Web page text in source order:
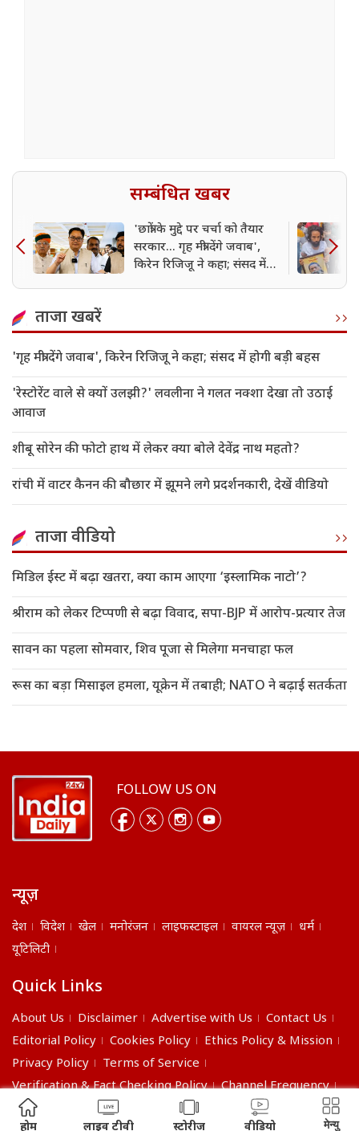
सम्बंधित खबर
'छात्रों के मुद्दे पर चर्चा को तैयार
सरकार... गृह मंत्री देंगे जवाब',
किरेन रिजिजू ने कहा; संसद में
ताजा खबरें
'गृह मंत्री देंगे जवाब', किरेन रिजिजू ने कहा; संसद में होगी बड़ी बहस
'रेस्टोरेंट वाले से क्यों उलझी?' लवलीना ने गलत नक्शा देखा तो उठाई
आवाज
शीबू सोरेन की फोटो हाथ में लेकर क्या बोले देवेंद्र नाथ महतो?
रांची में वाटर कैनन की बौछार में झूमने लगे प्रदर्शनकारी, देखें वीडियो
ताजा वीडियो
मिडिल ईस्ट में बढ़ा खतरा, क्या काम आएगा ‘इस्लामिक नाटो’?
श्रीराम को लेकर टिप्पणी से बढ़ा विवाद, सपा-BJP में आरोप-प्रत्यार तेज
सावन का पहला सोमवार, शिव पूजा से मिलेगा मनचाहा फल
रूस का बड़ा मिसाइल हमला, यूक्रेन में तबाही; NATO ने बढ़ाई सतर्कता
FOLLOW US ON
न्यूज़
देश विदेश खेल मनोरंजन लाइफस्टाइल वायरल न्यूज़
धर्म
यूटिलिटी
Quick Links
About Us Disclaimer Advertise with Us
Contact Us
Editorial Policy
Cookies Policy
Ethics Policy & Mission
Privacy Policy
Terms of Service
Verification & Fact Checking Policy
Channel Frequency
©2026 India Daily. All right reserved.
होम लाइव टीवी स्टोरीज वीडियो मेन्यु